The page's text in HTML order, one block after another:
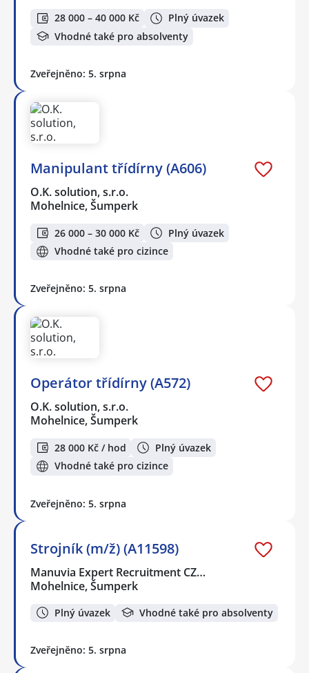
28 000 – 40 000 Kč
Plný úvazek
Vhodné také pro absolventy
Zveřejněno: 5. srpna
Manipulant třídírny (A606)
O.K. solution, s.r.o.
Mohelnice, Šumperk
26 000 – 30 000 Kč
Plný úvazek
Vhodné také pro cizince
Zveřejněno: 5. srpna
Operátor třídírny (A572)
O.K. solution, s.r.o.
Mohelnice, Šumperk
28 000 Kč / hod
Plný úvazek
Vhodné také pro cizince
Zveřejněno: 5. srpna
Strojník (m/ž) (A11598)
Manuvia Expert Recruitment CZ…
Mohelnice, Šumperk
Plný úvazek Vhodné také pro absolventy
Zveřejněno: 5. srpna